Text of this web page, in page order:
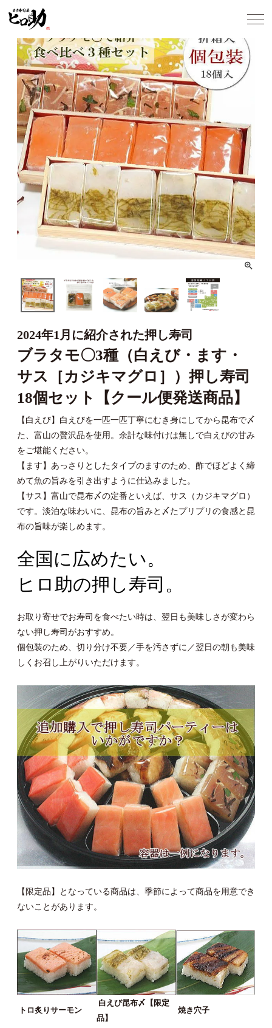
2024年1月に紹介された押し寿司
ブラタモ〇3種（白えび・ます・
サス［カジキマグロ］）押し寿司
18個セット【クール便発送商品】
【白えび】白えびを一匹一匹丁寧にむき身にしてから昆布で〆
た、富山の贅沢品を使用。余計な味付けは無しで白えびの甘み
をご堪能ください。
【ます】あっさりとしたタイプのますのため、酢でほどよく締
めて魚の旨みを引き出すように仕込みました。
【サス】富山で昆布〆の定番といえば、サス（カジキマグロ）
です。淡泊な味わいに、昆布の旨みと〆たプリプリの食感と昆
布の旨味が楽しめます。
全国に広めたい。
ヒロ助の押し寿司。
お取り寄せでお寿司を食べたい時は、翌日も美味しさが変わら
ない押し寿司がおすすめ。
個包装のため、切り分け不要／手を汚さずに／翌日の朝も美味
しくお召し上がりいただけます。
【限定品】となっている商品は、季節によって商品を用意でき
ないことがあります。
トロ炙りサーモン
白えび昆布〆【限定
品】
焼き穴子